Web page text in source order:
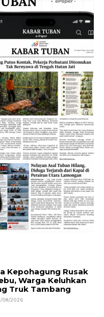
Kepohagung Rusak
Warga Keluhkan
Truk Tambang
08/2026